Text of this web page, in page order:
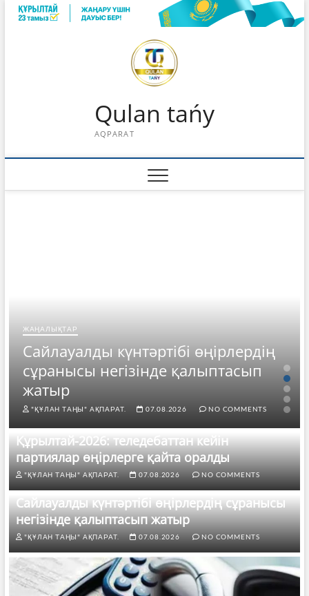
Skip
Qulan tańy
AQPARAT
ЖАҢАЛЫҚТАР
Сайлауалды күнтәртібі өңірлердің
сұранысы негізінде қалыптасып
жатыр
"ҚҰЛАН ТАҢЫ" АҚПАРАТ. 07.08.2026 NO COMMENTS
Құрылтай-2026: теледебаттан кейін
партиялар өңірлерге қайта оралды
"ҚҰЛАН ТАҢЫ" АҚПАРАТ. 07.08.2026 NO COMMENTS
Сайлауалды күнтәртібі өңірлердің сұранысы
негізінде қалыптасып жатыр
"ҚҰЛАН ТАҢЫ" АҚПАРАТ. 07.08.2026 NO COMMENTS